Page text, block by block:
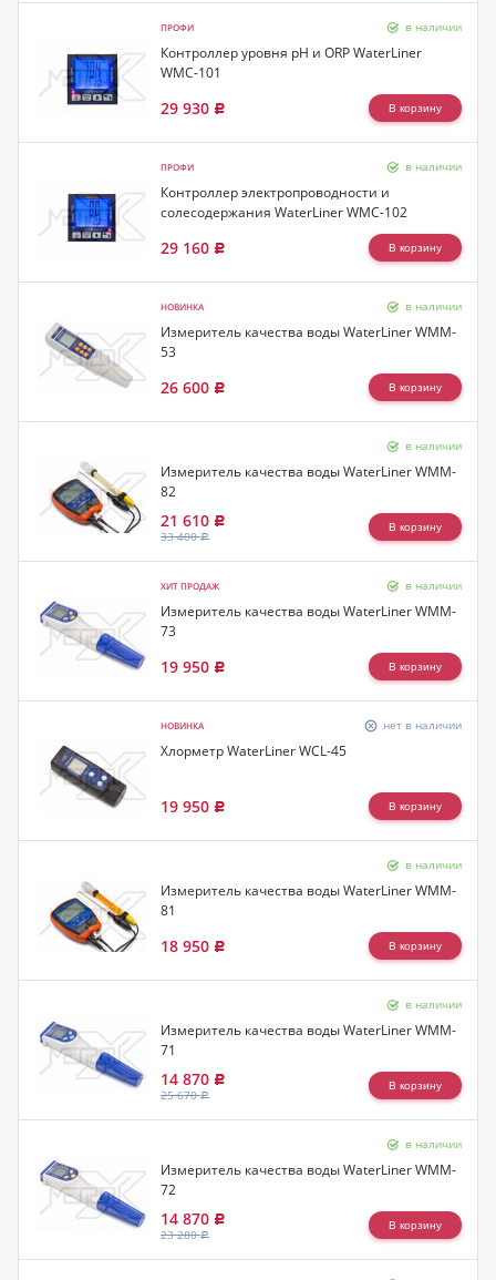
ПРОФИ в наличии
Контроллер уровня pH и ORP WaterLiner
WMC-101
29 930 Р
ПРОФИ в наличии
Контроллер электропроводности и
солесодержания WaterLiner WMC-102
29 160 Р
НОВИНКА в наличии
Измеритель качества воды WaterLiner WMM-
53
26 600 Р
в наличии
Измеритель качества воды WaterLiner WMM-
82
21 610 Р
33 400Р
ХИТ ПРОДАЖ в наличии
Измеритель качества воды WaterLiner WMM-
73
19 950 Р
НОВИНКА нет в наличии
Хлорметр WaterLiner WCL-45
19 950 Р
в наличии
Измеритель качества воды WaterLiner WMM-
81
18 950 Р
в наличии
Измеритель качества воды WaterLiner WMM-
71
14 870 Р
25 670Р
в наличии
Измеритель качества воды WaterLiner WMM-
72
14 870 Р
23 280Р